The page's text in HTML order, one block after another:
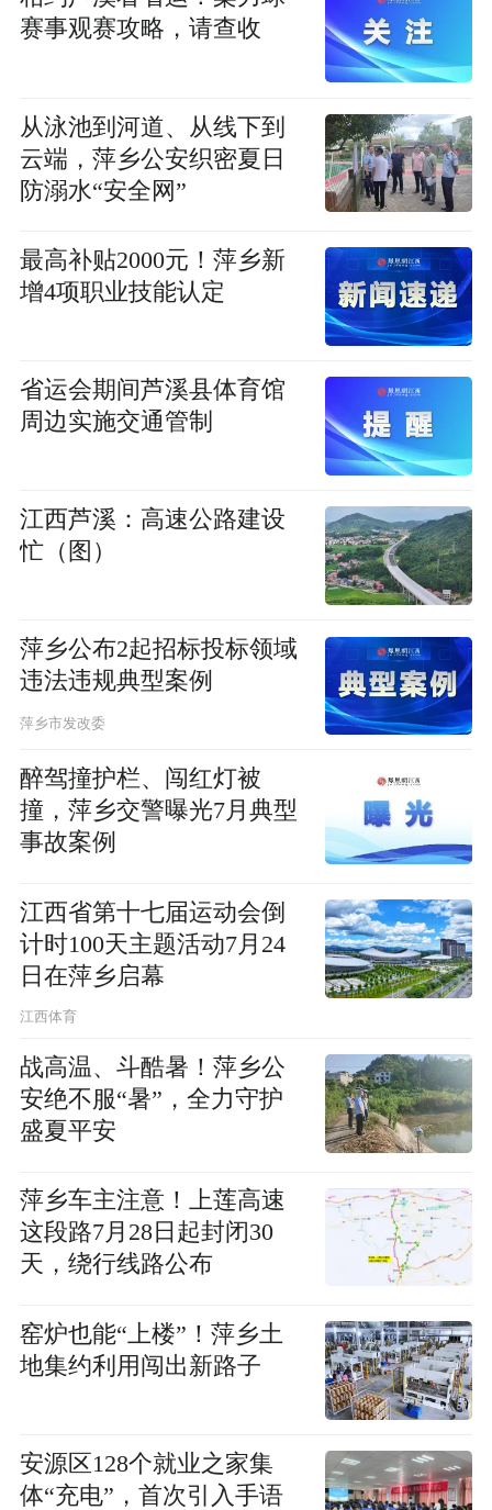
赛事观赛攻略，请查收
从泳池到河道、从线下到
云端，萍乡公安织密夏日
防溺水“安全网”
最高补贴2000元！萍乡新
增4项职业技能认定
省运会期间芦溪县体育馆
周边实施交通管制
江西芦溪：高速公路建设
忙（图）
萍乡公布2起招标投标领域
违法违规典型案例
萍乡市发改委
醉驾撞护栏、闯红灯被
撞，萍乡交警曝光7月典型
事故案例
江西省第十七届运动会倒
计时100天主题活动7月24
日在萍乡启幕
江西体育
战高温、斗酷暑！萍乡公
安绝不服“暑”，全力守护
盛夏平安
萍乡车主注意！上莲高速
这段路7月28日起封闭30
天，绕行线路公布
窑炉也能“上楼”！萍乡土
地集约利用闯出新路子
安源区128个就业之家集
体“充电”，首次引入手语